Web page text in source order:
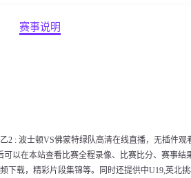
赛事说明
2 : 波士顿VS佛蒙特绿队高清在线直播，无插件
以在本站查看比赛全程录像、比赛比分、赛事结
下载，精彩片段集锦等。同时还提供中U19,英北